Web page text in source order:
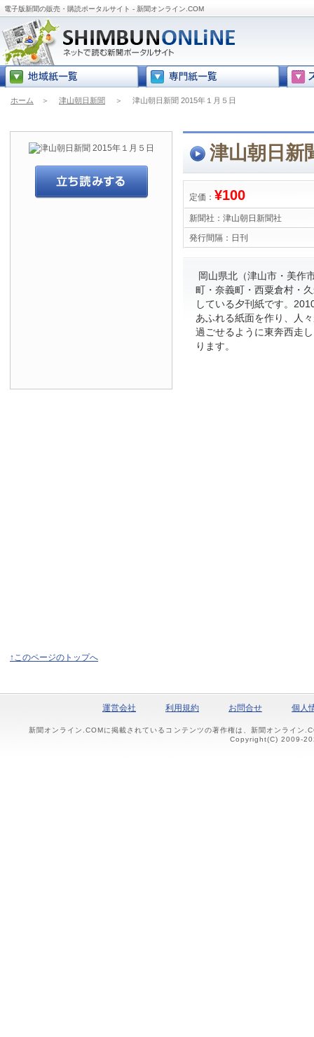
電子版新聞の販売・購読ポータルサイト - 新聞オンライン.COM
ホーム ＞ 津山朝日新聞 ＞ 津山朝日新聞 2015年１月５日
津山朝日新
定価： ¥100
新聞社： 津山朝日新聞社
発行間隔： 日刊
岡山県北（津山市・美作
町・奈義町・西粟倉村・
している夕刊紙です。
あふれる紙面を作り、人
過ごせるように東奔西走
ります。
↑このページのトップへ
運営会社 利用規約 お問合せ 個人
新聞オンライン.COMに掲載されているコンテンツの著作権は、新聞オンライン
Copyright(C) 2009-